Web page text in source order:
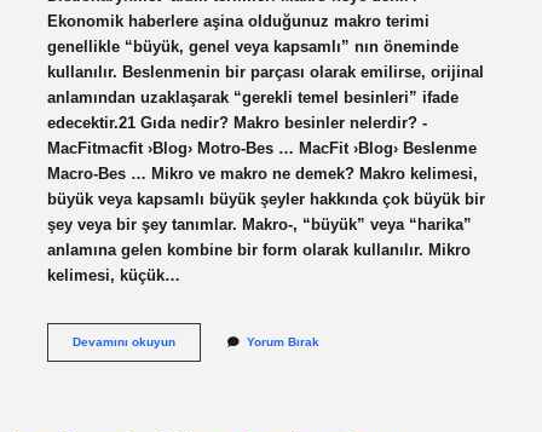
Ekonomik haberlere aşina olduğunuz makro terimi
genellikle “büyük, genel veya kapsamlı” nın öneminde
kullanılır. Beslenmenin bir parçası olarak emilirse, orijinal
anlamından uzaklaşarak “gerekli temel besinleri” ifade
edecektir.21 Gıda nedir? Makro besinler nelerdir? -
MacFitmacfit ›Blog› Motro-Bes … MacFit ›Blog› Beslenme
Macro-Bes … Mikro ve makro ne demek? Makro kelimesi,
büyük veya kapsamlı büyük şeyler hakkında çok büyük bir
şey veya bir şey tanımlar. Makro-, “büyük” veya “harika”
anlamına gelen kombine bir form olarak kullanılır. Mikro
kelimesi, küçük…
Devamını okuyunMakro
Yorum Bırak